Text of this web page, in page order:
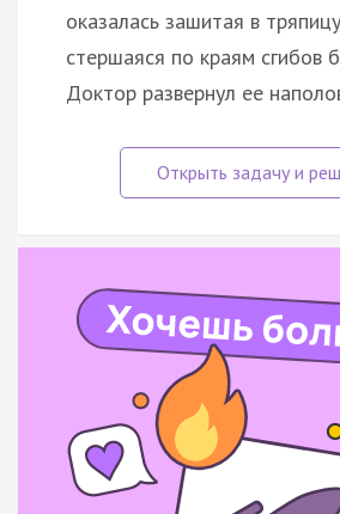
оказалась зашитая в
стершаяся по краям сгибов
Доктор развернул ее